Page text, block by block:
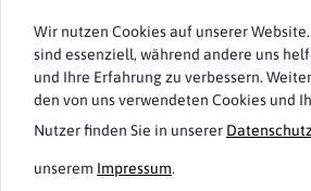
Kundenrezensionen()
Wir nutzen Cookies auf unserer
sind essenziell, während andere uns
und Ihre Erfahrung zu verbessern.
den von uns verwendeten Cookies und
Nutzer finden Sie in unserer
unserem Impressum.